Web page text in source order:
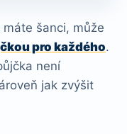
šanci, může
pro každého.
není
jak zvýšit